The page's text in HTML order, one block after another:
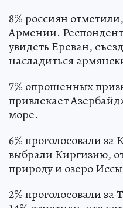
8% россиян
Армении.
увидеть Ереван,
насладиться
7% опрошенных
привлекает
море.
6% проголосовали за
выбрали Киргизию,
природу и озеро
2% проголосовали